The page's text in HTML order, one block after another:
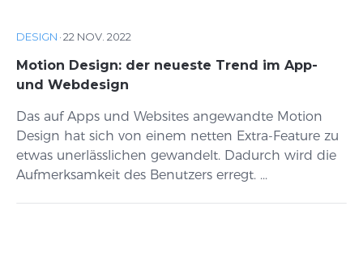
DESIGN ·22 NOV. 2022
Motion Design: der neueste Trend im App-
und Webdesign
Das auf Apps und Websites angewandte Motion
Design hat sich von einem netten Extra-Feature zu
etwas unerlässlichen gewandelt. Dadurch wird die
Aufmerksamkeit des Benutzers erregt. ...